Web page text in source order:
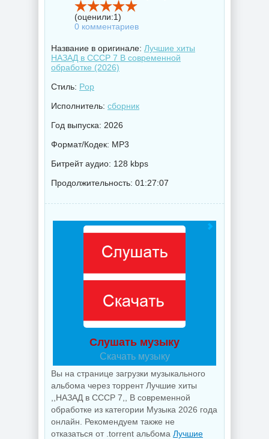
(оценили:1)
0 комментариев
Название в оригинале: Лучшие хиты
НАЗАД в СССР 7 В современной
обработке (2026)
Стиль: Pop
Исполнитель: сборник
Год выпуска: 2026
Формат/Кодек: MP3
Битрейт аудио: 128 kbps
Продолжительность: 01:27:07
Слушать музыку
Скачать музыку
Вы на странице загрузки музыкального
альбома через торрент Лучшие хиты
,,НАЗАД в СССР 7,, В современной
обработке из категории Музыка 2026 года
онлайн. Рекомендуем также не
отказаться от .torrent альбома Лучшие